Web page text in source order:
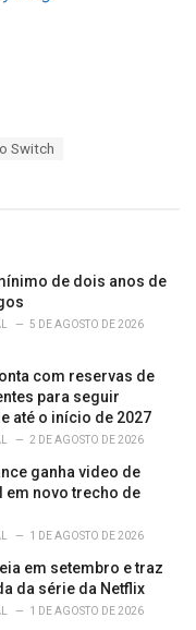
Switch
de dois anos de
5 DE AGOSTO DE 2026
com reservas de
para seguir
até o início de 2027
2 DE AGOSTO DE 2026
ganha video de
em novo trecho de
1 DE AGOSTO DE 2026
em setembro e traz
da série da Netflix
1 DE AGOSTO DE 2026